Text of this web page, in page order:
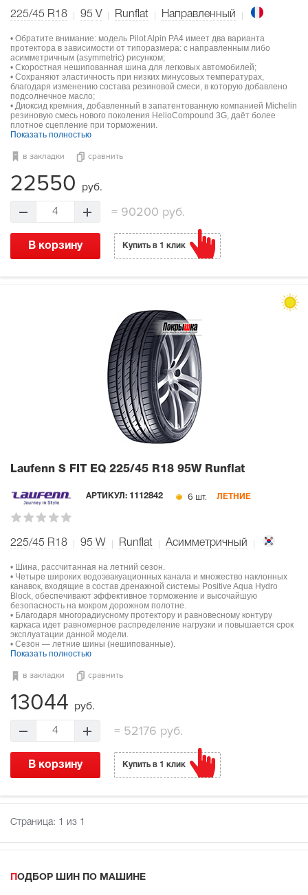
225/45 R18 95 V Runflat Направленный
• Обратите внимание: модель Pilot Alpin PA4 имеет два варианта
протектора в зависимости от типоразмера: с направленным либо
асимметричным (asymmetric) рисунком;
• Скоростная нешипованная шина для легковых автомобилей;
• Сохраняют эластичность при низких минусовых температурах,
благодаря изменению состава резиновой смеси, в которую добавлено
подсолнечное масло;
• Диоксид кремния, добавленный в запатентованную компанией Michelin
резиновую смесь нового поколения HelioCompound 3G, даёт более
плотное сцепление при торможении.
Показать полностью
в закладки сравнить
22550 руб.
4 = 90200 руб.
В корзину Купить в 1 клик
Laufenn S FIT EQ 225/45 R18 95W Runflat
АРТИКУЛ: 1112842 6 шт. ЛЕТНИЕ
225/45 R18 95 W Runflat Асимметричный
• Шина, рассчитанная на летний сезон.
• Четыре широких водоэвакуационных канала и множество наклонных
канавок, входящие в состав дренажной системы Positive Aqua Hydro
Block, обеспечивают эффективное торможение и высочайшую
безопасность на мокром дорожном полотне.
• Благодаря многорадиусному протектору и равновесному контуру
каркаса идет равномерное распределение нагрузки и повышается срок
эксплуатации данной модели.
• Сезон — летние шины (нешипованные).
Показать полностью
в закладки сравнить
13044 руб.
4 =52176 руб.
В корзину Купить в 1 клик
Страница: 1 из 1
ПОДБОР ШИН ПО МАШИНЕ